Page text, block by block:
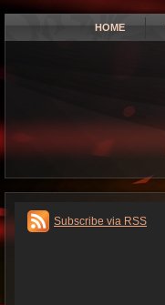
HOME
Subscribe via RSS